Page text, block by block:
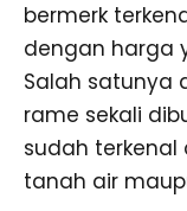
bermerk
dengan harga
Salah satunya
rame sekali
sudah
tanah air